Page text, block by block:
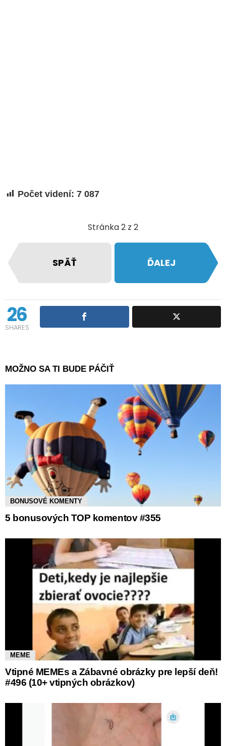
Počet videní: 7 087
Stránka 2 z 2
SPÄŤ ĎALEJ
26
SHARES
MOŽNO SA TI BUDE PÁČIŤ
BONUSOVÉ KOMENTY
5 bonusových TOP komentov #355
MEME
Vtipné MEMEs a Zábavné obrázky pre lepší deň!
#496 (10+ vtipných obrázkov)